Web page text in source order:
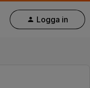
Logga in